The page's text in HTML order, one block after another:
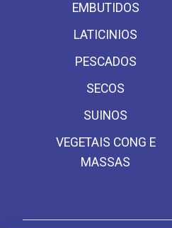
EMBUTIDOS
LATICINIOS
PESCADOS
SECOS
SUINOS
VEGETAIS CONG E
MASSAS